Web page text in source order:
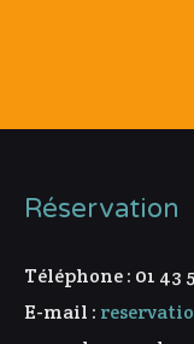
Réservation
Téléphone : 01 43
E-mail :